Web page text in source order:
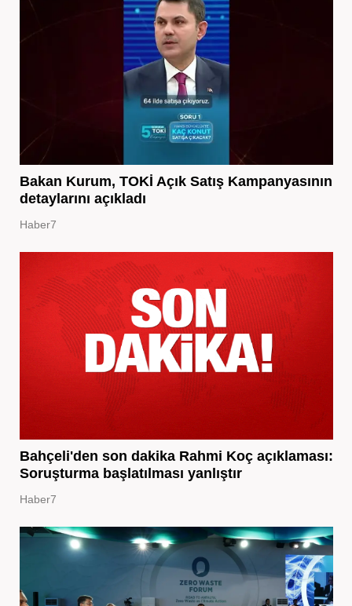
Bakan Kurum, TOKİ Açık Satış Kampanyasının
detaylarını açıkladı
Haber7
Bahçeli'den son dakika Rahmi Koç açıklaması:
Soruşturma başlatılması yanlıştır
Haber7